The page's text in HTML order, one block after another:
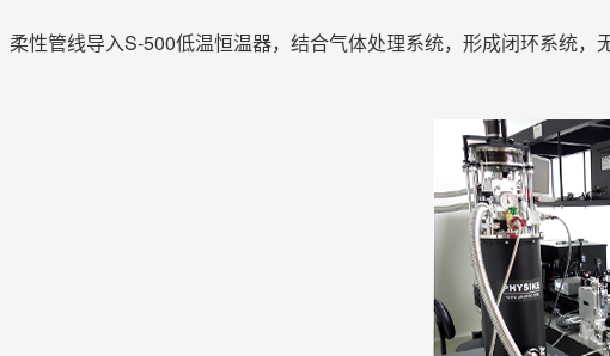
柔性管线导入S-500低温恒温器，结合气体处理系统，形成闭环系统